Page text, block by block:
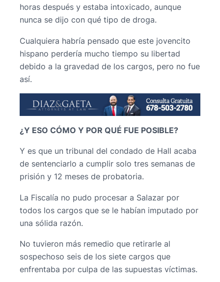
horas después y estaba intoxicado, aunque
nunca se dijo con qué tipo de droga.
Cualquiera habría pensado que este jovencito
hispano perdería mucho tiempo su libertad
debido a la gravedad de los cargos, pero no fue
así.
¿Y ESO CÓMO Y POR QUÉ FUE POSIBLE?
Y es que un tribunal del condado de Hall acaba
de sentenciarlo a cumplir solo tres semanas de
prisión y 12 meses de probatoria.
La Fiscalía no pudo procesar a Salazar por
todos los cargos que se le habían imputado por
una sólida razón.
No tuvieron más remedio que retirarle al
sospechoso seis de los siete cargos que
enfrentaba por culpa de las supuestas víctimas.